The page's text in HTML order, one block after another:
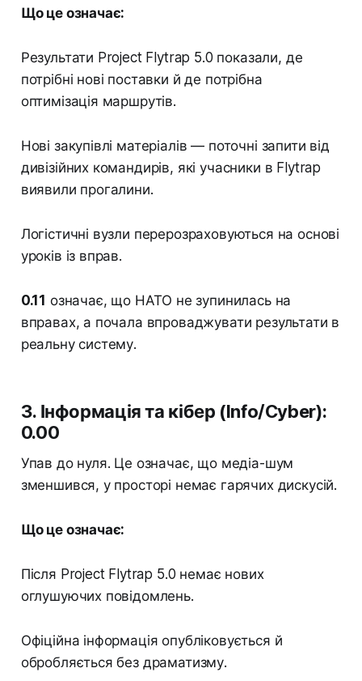
Що це означає:
Результати Project Flytrap 5.0 показали, де
потрібні нові поставки й де потрібна
оптимізація маршрутів.
Нові закупівлі матеріалів — поточні запити від
дивізійних командирів, які учасники в Flytrap
виявили прогалини.
Логістичні вузли перерозраховуються на основі
уроків із вправ.
0.11 означає, що НАТО не зупинилась на
вправах, а почала впроваджувати результати в
реальну систему.
3. Інформація та кібер (Info/Cyber):
0.00
Упав до нуля. Це означає, що медіа-шум
зменшився, у просторі немає гарячих дискусій.
Що це означає:
Після Project Flytrap 5.0 немає нових
оглушуючих повідомлень.
Офіційна інформація опубліковується й
обробляється без драматизму.